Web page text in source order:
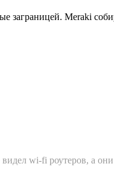
заграницей. Meraki
wi-fi роутеров, а они